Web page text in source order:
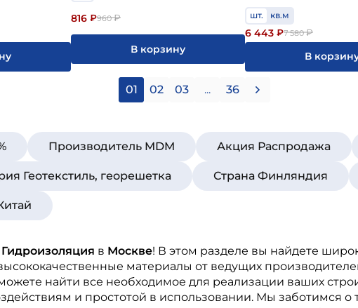
816 ₽960₽
В корзину
шт. кв.м
6 443 ₽7 580₽
В
01 02 03 ... 36
Производитель MDM Акция Распродажа
Геотекстиль, георешетка Страна Финляндия
Гидроизоляция в Москве! В этом разделе вы найдете
материалы от ведущих
найти все необходимое для реализации ваших
и простотой в использовании. Мы заботимся